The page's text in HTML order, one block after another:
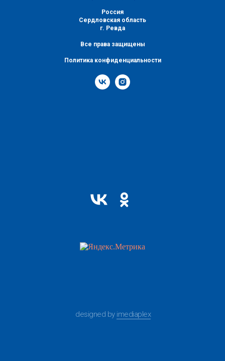
Россия
Сердловская область
г. Ревда
Все права защищены
Политика конфиденциальности
designed by imediaplex